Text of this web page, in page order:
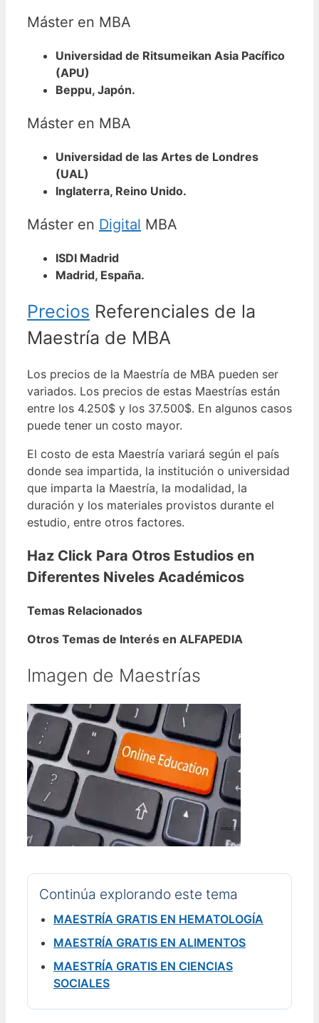
Máster en MBA
Universidad de Ritsumeikan Asia Pacífico
(APU)
Beppu, Japón.
Máster en MBA
Universidad de las Artes de Londres
(UAL)
Inglaterra, Reino Unido.
Máster en Digital MBA
ISDI Madrid
Madrid, España.
Precios Referenciales de la
Maestría de MBA
Los precios de la Maestría de MBA pueden ser
variados. Los precios de estas Maestrías están
entre los 4.250$ y los 37.500$. En algunos casos
puede tener un costo mayor.
El costo de esta Maestría variará según el país
donde sea impartida, la institución o universidad
que imparta la Maestría, la modalidad, la
duración y los materiales provistos durante el
estudio, entre otros factores.
Haz Click Para Otros Estudios en
Diferentes Niveles Académicos
Temas Relacionados
Otros Temas de Interés en ALFAPEDIA
Imagen de Maestrías
Continúa explorando este tema
MAESTRÍA GRATIS EN HEMATOLOGÍA
MAESTRÍA GRATIS EN ALIMENTOS
MAESTRÍA GRATIS EN CIENCIAS
SOCIALES